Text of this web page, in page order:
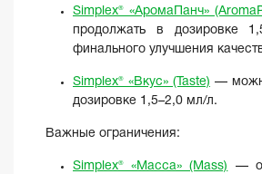
Simplex® «АромаПанч»
продолжать в дозировке
финального улучшения
Simplex® «Вкус» (Taste) —
дозировке 1,5–2,0 мл/л.
Важные ограничения:
Simplex® «Масса» (Mass)
—